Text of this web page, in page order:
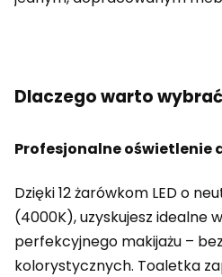
Dlaczego warto
Profesjonalne oświetlenie
Dzięki 12 żarówkom LED o
(4000K), uzyskujesz idealne
perfekcyjnego makijażu –
kolorystycznych. Toaletka